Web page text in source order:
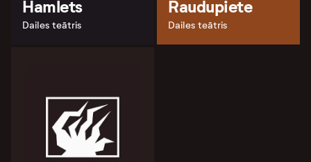
Hamlets
Dailes teātris
Raudupiete
Dailes teātris